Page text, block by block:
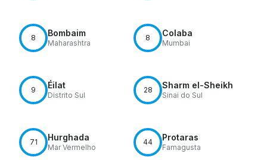
8 Bombaim
Maharashtra
8 Colaba
Mumbai
9 Éilat
Distrito Sul
28 Sharm el-Sheikh
Sinai do Sul
71 Hurghada
Mar Vermelho
44 Protaras
Famagusta